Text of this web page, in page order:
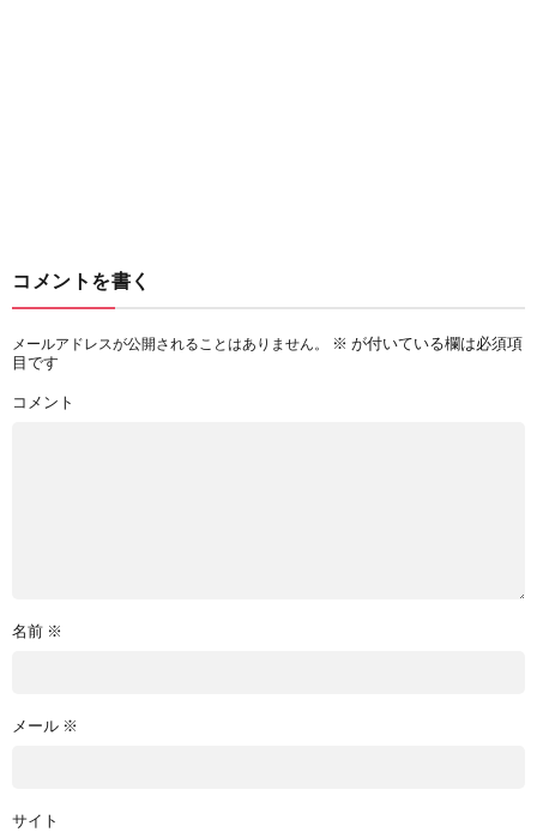
コメントを書く
メールアドレスが公開されることはありません。 ※ が付いている欄は必須項
目です
コメント
名前 ※
メール ※
サイト